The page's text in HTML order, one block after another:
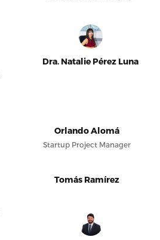
Dra. Natalie Pérez Luna
Orlando Alomá
Startup Project Manager
Tomás Ramírez